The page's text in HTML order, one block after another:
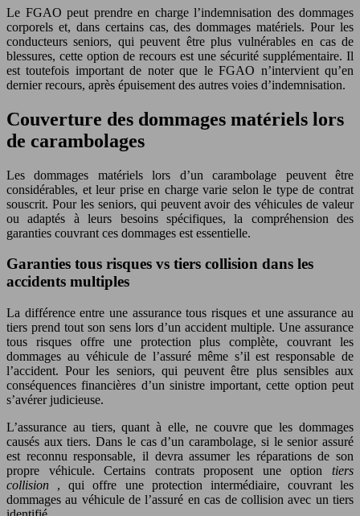
Le FGAO peut prendre en charge l’indemnisation des dommages
corporels et, dans certains cas, des dommages matériels. Pour les
conducteurs seniors, qui peuvent être plus vulnérables en cas de
blessures, cette option de recours est une sécurité supplémentaire. Il
est toutefois important de noter que le FGAO n’intervient qu’en
dernier recours, après épuisement des autres voies d’indemnisation.
Couverture des dommages matériels lors
de carambolages
Les dommages matériels lors d’un carambolage peuvent être
considérables, et leur prise en charge varie selon le type de contrat
souscrit. Pour les seniors, qui peuvent avoir des véhicules de valeur
ou adaptés à leurs besoins spécifiques, la compréhension des
garanties couvrant ces dommages est essentielle.
Garanties tous risques vs tiers collision dans les
accidents multiples
La différence entre une assurance tous risques et une assurance au
tiers prend tout son sens lors d’un accident multiple. Une assurance
tous risques offre une protection plus complète, couvrant les
dommages au véhicule de l’assuré même s’il est responsable de
l’accident. Pour les seniors, qui peuvent être plus sensibles aux
conséquences financières d’un sinistre important, cette option peut
s’avérer judicieuse.
L’assurance au tiers, quant à elle, ne couvre que les dommages
causés aux tiers. Dans le cas d’un carambolage, si le senior assuré
est reconnu responsable, il devra assumer les réparations de son
propre véhicule. Certains contrats proposent une option tiers
collision , qui offre une protection intermédiaire, couvrant les
dommages au véhicule de l’assuré en cas de collision avec un tiers